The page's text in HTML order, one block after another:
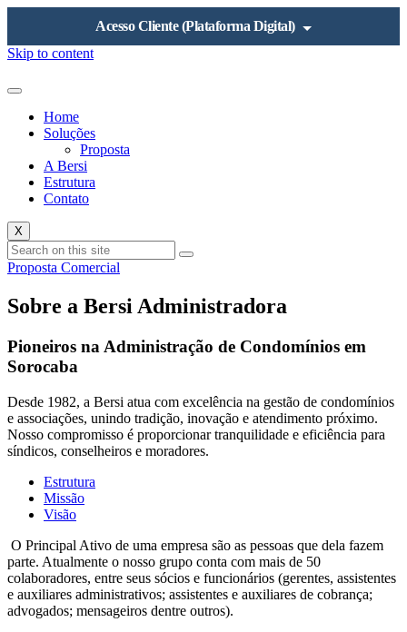
Acesso Cliente (Plataforma Digital)
Skip to content
Home
Soluções
Proposta
A Bersi
Estrutura
Contato
X
Proposta Comercial
Sobre a Bersi Administradora
Pioneiros na Administração de Condomínios em
Sorocaba
Desde 1982, a Bersi atua com excelência na gestão de condomínios
e associações, unindo tradição, inovação e atendimento próximo.
Nosso compromisso é proporcionar tranquilidade e eficiência para
síndicos, conselheiros e moradores.
Estrutura
Missão
Visão
O Principal Ativo de uma empresa são as pessoas que dela fazem
parte. Atualmente o nosso grupo conta com mais de 50
colaboradores, entre seus sócios e funcionários (gerentes, assistentes
e auxiliares administrativos; assistentes e auxiliares de cobrança;
advogados; mensageiros dentre outros).